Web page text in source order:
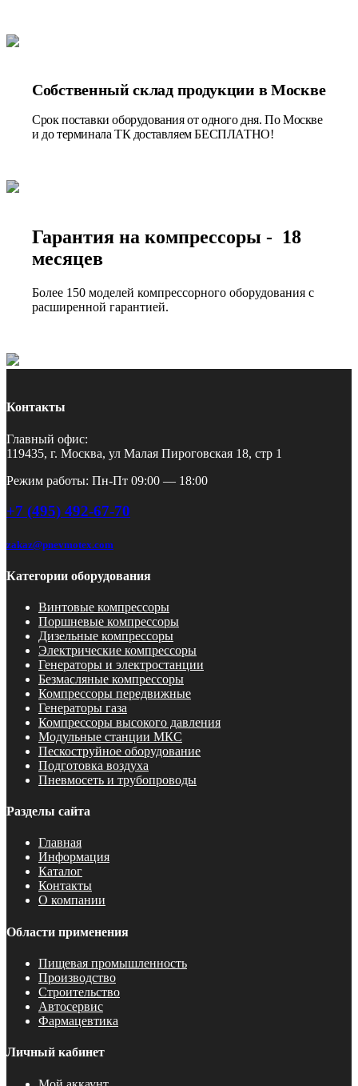
Собственный склад продукции в Москве
Срок поставки оборудования от одного дня. По Москве
и до терминала ТК доставляем БЕСПЛАТНО!
Гарантия на компрессоры - 18
месяцев
Более 150 моделей компрессорного оборудования с
расширенной гарантией.
Контакты
Главный офис:
119435, г. Москва, ул Малая Пироговская 18, стр 1
Режим работы: Пн-Пт 09:00 — 18:00
+7 (495) 492-67-70
zakaz@pnevmotex.com
Категории оборудования
Винтовые компрессоры
Поршневые компрессоры
Дизельные компрессоры
Электрические компрессоры
Генераторы и электростанции
Безмасляные компрессоры
Компрессоры передвижные
Генераторы газа
Компрессоры высокого давления
Модульные станции МКС
Пескоструйное оборудование
Подготовка воздуха
Пневмосеть и трубопроводы
Разделы сайта
Главная
Информация
Каталог
Контакты
О компании
Области применения
Пищевая промышленность
Производство
Строительство
Автосервис
Фармацевтика
Личный кабинет